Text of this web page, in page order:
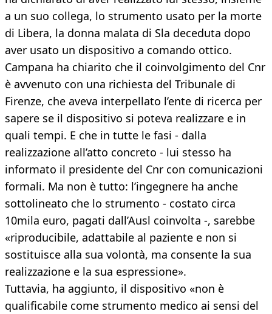
a un suo collega, lo strumento usato per la morte
di Libera, la donna malata di Sla deceduta dopo
aver usato un dispositivo a comando ottico.
Campana ha chiarito che il coinvolgimento del Cnr
è avvenuto con una richiesta del Tribunale di
Firenze, che aveva interpellato l’ente di ricerca per
sapere se il dispositivo si poteva realizzare e in
quali tempi. E che in tutte le fasi - dalla
realizzazione all’atto concreto - lui stesso ha
informato il presidente del Cnr con comunicazioni
formali. Ma non è tutto: l’ingegnere ha anche
sottolineato che lo strumento - costato circa
10mila euro, pagati dall’Ausl coinvolta -, sarebbe
«riproducibile, adattabile al paziente e non si
sostituisce alla sua volontà, ma consente la sua
realizzazione e la sua espressione».
Tuttavia, ha aggiunto, il dispositivo «non è
qualificabile come strumento medico ai sensi del